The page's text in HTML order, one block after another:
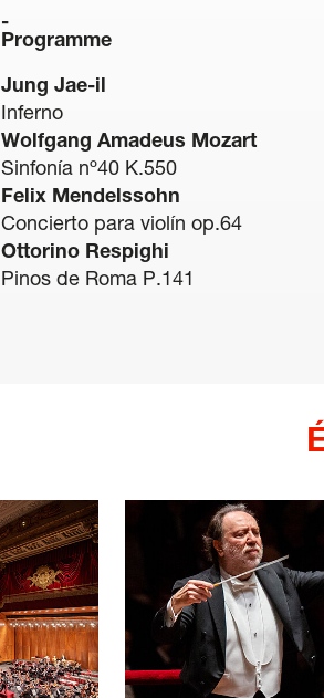
Programme
Jung Jae-il
Inferno
Wolfgang Amadeus Mozart
Sinfonía nº40 K.550
Felix Mendelssohn
Concierto para violín op.64
Ottorino Respighi
Pinos de Roma P.141